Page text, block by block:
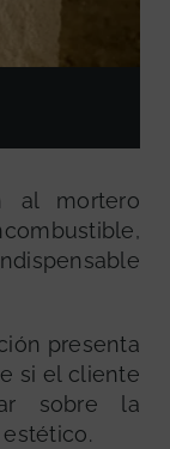
al mortero
presenta
si el cliente
sobre la